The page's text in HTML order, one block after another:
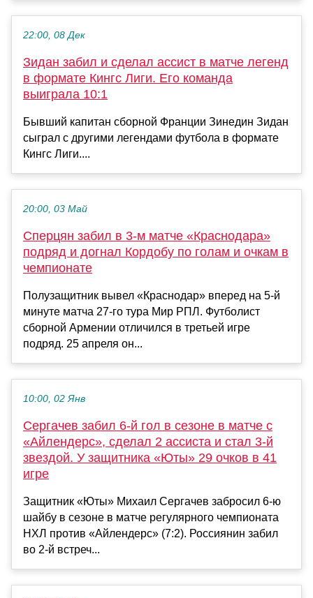
22:00, 08 Дек
Зидан забил и сделал ассист в матче легенд
в формате Кингс Лиги. Его команда
выиграла 10:1
Бывший капитан сборной Франции Зинедин Зидан
сыграл с другими легендами футбола в формате
Кингс Лиги....
20:00, 03 Май
Сперцян забил в 3-м матче «Краснодара»
подряд и догнал Кордобу по голам и очкам в
чемпионате
Полузащитник вывел «Краснодар» вперед на 5-й
минуте матча 27-го тура Мир РПЛ. Футболист
сборной Армении отличился в третьей игре
подряд. 25 апреля он...
10:00, 02 Янв
Сергачев забил 6-й гол в сезоне в матче с
«Айлендерс», сделал 2 ассиста и стал 3-й
звездой. У защитника «Юты» 29 очков в 41
игре
Защитник «Юты» Михаил Сергачев забросил 6-ю
шайбу в сезоне в матче регулярного чемпионата
НХЛ против «Айлендерс» (7:2). Россиянин забил
во 2-й встреч...